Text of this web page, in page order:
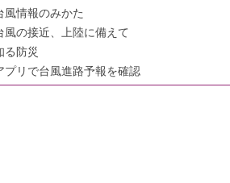
風情報のみかた
風の接近、上陸に備えて
る防災
プリで台風進路予報を確認